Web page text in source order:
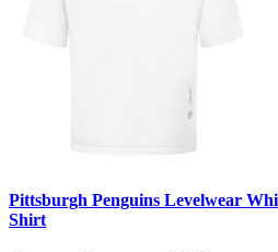
Pittsburgh Penguins Levelwear
Shirt